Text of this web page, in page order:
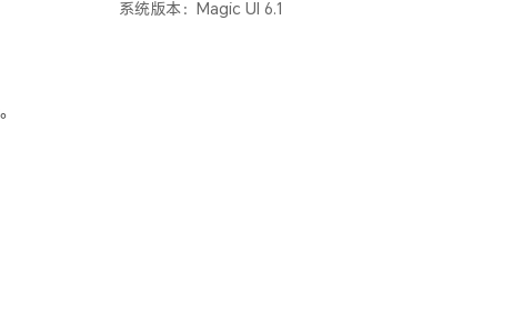
系统版本：Magic UI 6.1